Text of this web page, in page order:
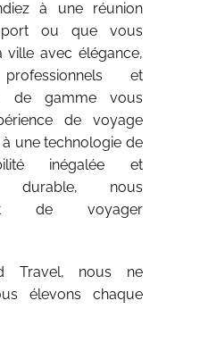
à une réunion
ou que vous
ville avec élégance,
et
de gamme vous
de voyage
une technologie de
inégalée et
durable, nous
de voyager
Travel, nous ne
élevons chaque